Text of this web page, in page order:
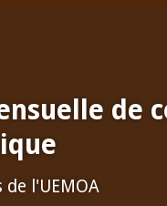
de
de l'UEMOA